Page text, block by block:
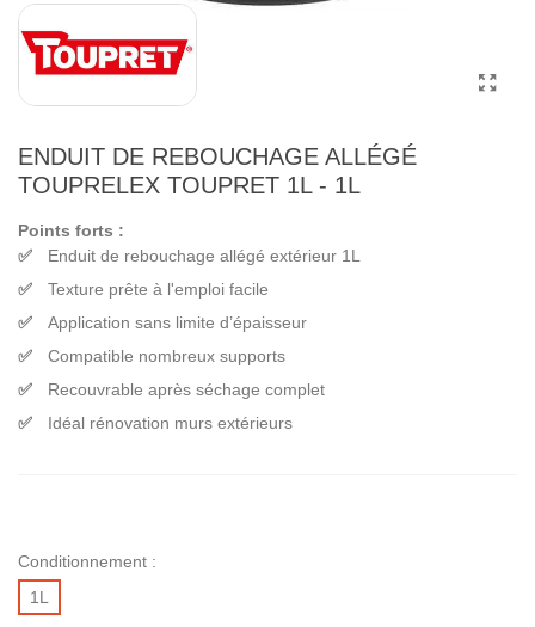
ENDUIT DE REBOUCHAGE ALLÉGÉ
TOUPRELEX TOUPRET 1L - 1L
Points forts :
Enduit de rebouchage allégé extérieur 1L
Texture prête à l'emploi facile
Application sans limite d’épaisseur
Compatible nombreux supports
Recouvrable après séchage complet
Idéal rénovation murs extérieurs
Conditionnement :
1L